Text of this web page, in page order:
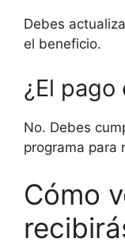
Debes
el beneficio.
¿El
No. Debes
programa para
Cómo